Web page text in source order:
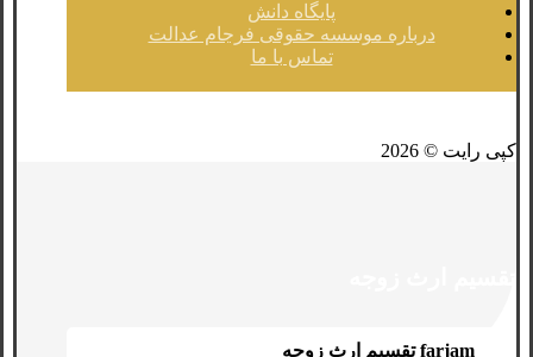
پایگاه دانش
درباره موسسه حقوقی فرجام عدالت
تماس با ما
کپی رایت © 2026
farjam تقسیم ارث زوجه